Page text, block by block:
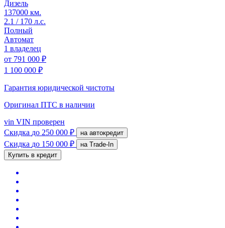
Дизель
137000 км.
2.1 / 170 л.с.
Полный
Автомат
1 владелец
от 791 000 ₽
1 100 000 ₽
Гарантия юридической чистоты
Оригинал ПТС в наличии
vin VIN проверен
Скидка до 250 000 ₽ на автокредит
Скидка до 150 000 ₽
на Trade-In
Купить в кредит